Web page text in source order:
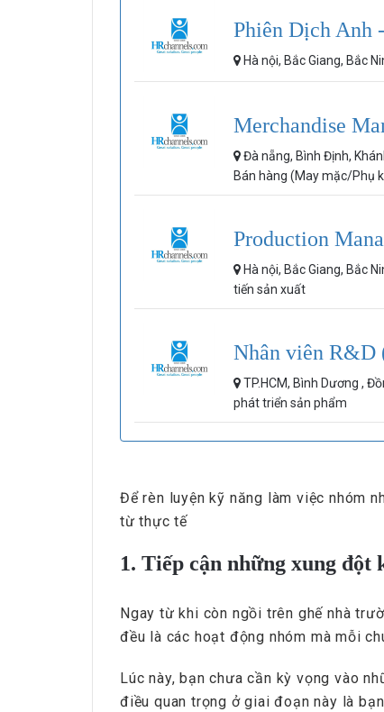
Phiên Dịch Anh
Hà nội, Bắc Giang, Bắc
Merchandise
Đà nẵng, Bình Định,
Bán hàng (May mặc/Phụ
Production
Hà nội, Bắc Giang, Bắc
tiến sản xuất
Nhân viên R&D
TP.HCM, Bình Dương ,
phát triển sản phẩm
Để rèn luyện kỹ năng làm việc nhóm
từ thực tế
1. Tiếp cận những xung đột
Ngay từ khi còn ngồi trên ghế nhà
đều là các hoạt động nhóm mà mỗi
Lúc này, bạn chưa cần kỳ vọng vào
điều quan trọng ở giai đoạn này là